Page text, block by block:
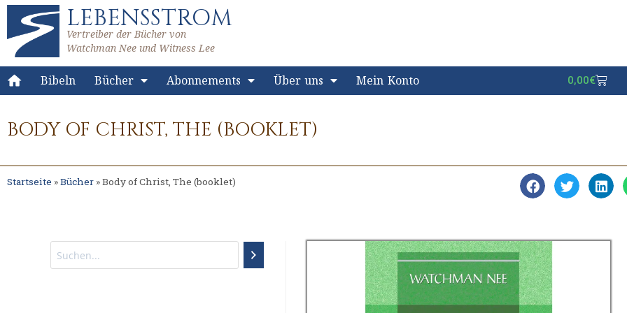
LEBENSSTROM
Vertreiber der Bücher von
Watchman Nee und Witness Lee
Bibeln Bücher Abonnements Über uns Mein Konto 0,00€
BODY OF CHRIST, THE (BOOKLET)
Startseite »Bücher »Body of Christ, The (booklet)